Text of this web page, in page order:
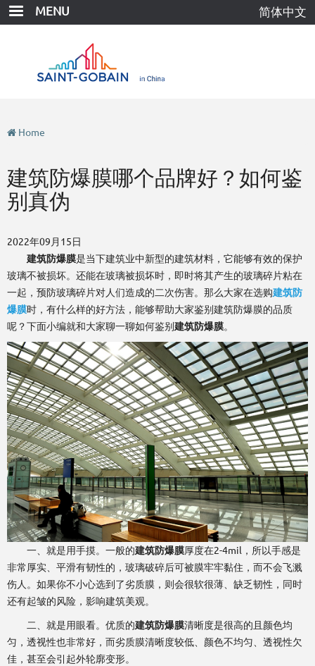
Skip
MENU 简体中文
Home
建筑防爆膜哪个品牌好？如何鉴
别真伪
2022年09月15日
建筑防爆膜是当下建筑业中新型的建筑材料，它能够有效的保护
玻璃不被损坏。还能在玻璃被损坏时，即时将其产生的玻璃碎片粘在
一起，预防玻璃碎片对人们造成的二次伤害。那么大家在选购建筑防
爆膜时，有什么样的好方法，能够帮助大家鉴别建筑防爆膜的品质
呢？下面小编就和大家聊一聊如何鉴别建筑防爆膜。
一、就是用手摸。一般的建筑防爆膜厚度在2-4mil，所以手感是
非常厚实、平滑有韧性的，玻璃破碎后可被膜牢牢黏住，而不会飞溅
伤人。如果你不小心选到了劣质膜，则会很软很薄、缺乏韧性，同时
还有起皱的风险，影响建筑美观。
二、就是用眼看。优质的建筑防爆膜清晰度是很高的且颜色均
匀，透视性也非常好，而劣质膜清晰度较低、颜色不均匀、透视性欠
佳，甚至会引起外轮廓变形。